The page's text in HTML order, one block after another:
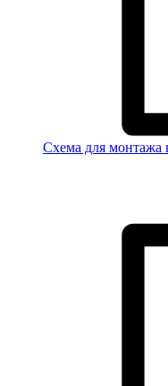
Схема для монтажа